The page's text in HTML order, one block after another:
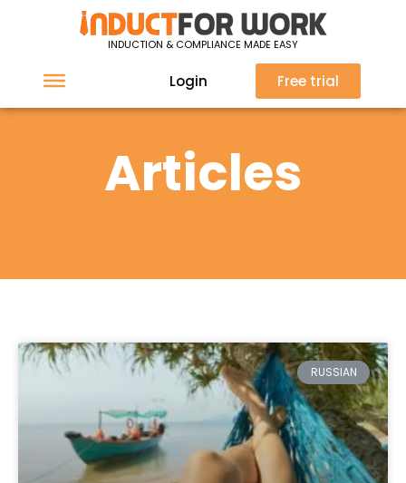
INDUCTION & COMPLIANCE MADE EASY
Login Free trial
Articles
RUSSIAN